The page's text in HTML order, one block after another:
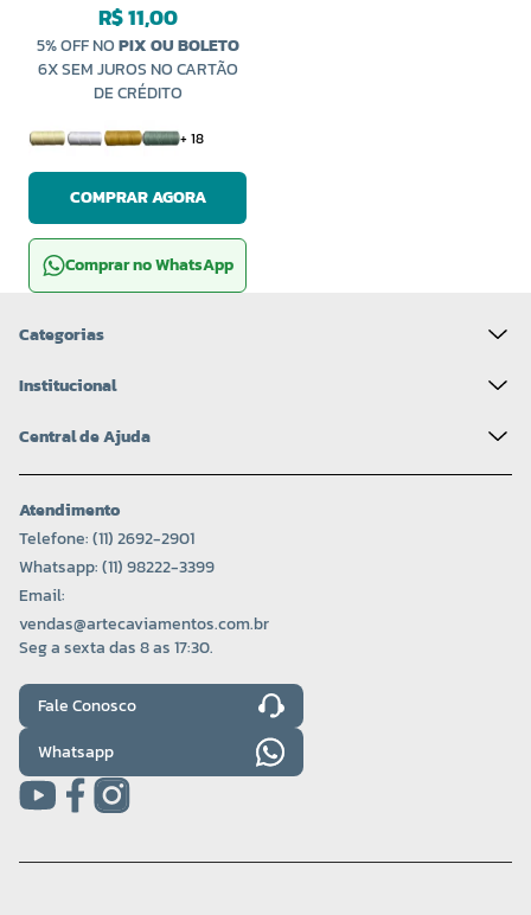
R$ 11,00
5% OFF NOPIX OU BOLETO
6X SEM JUROS NO CARTÃO
DE CRÉDITO
+ 18
COMPRAR AGORA
Comprar no WhatsApp
Categorias
Institucional
Central de Ajuda
Atendimento
Telefone: (11) 2692-2901
Whatsapp: (11) 98222-3399
Email:
vendas@artecaviamentos.com.br
Seg a sexta das 8 as 17:30.
Fale Conosco
Whatsapp